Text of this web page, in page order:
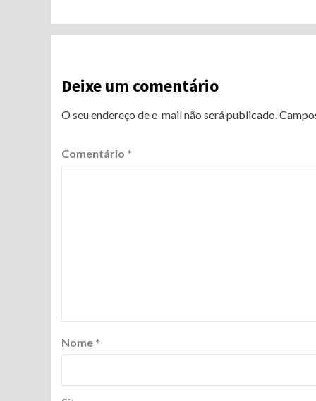
Reading
Deixe um comentário
O seu endereço de e-mail não será publicado.
Comentário *
Nome *